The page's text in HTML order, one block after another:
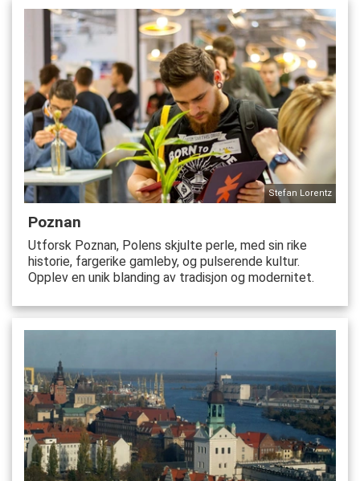
Stefan Lorentz
Poznan
Utforsk Poznan, Polens skjulte perle, med sin rike
historie, fargerike gamleby, og pulserende kultur.
Opplev en unik blanding av tradisjon og modernitet.